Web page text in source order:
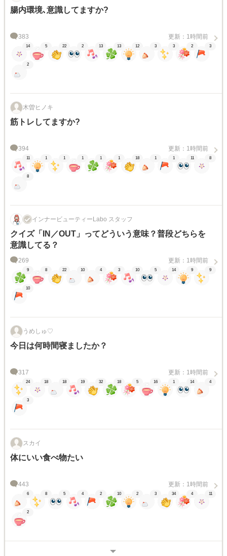
腸内環境､意識してますか?
383 更新：1時間前
14 5 22 2 13 13 12 3 3 2 3
2
木曽ヒノキ
筋トレしてますか?
394 更新：1時間前
11 1 1 1 1 1 18 1 1 11 8
8
インナービューティーLabo スタッフ
クイズ「IN／OUT」ってどういう意味？普段どちらを
意識してる？
269 更新：1時間前
9 8 22 10 4 3 10 5 14 9 9
10
うめしゅ♡
今日は何時間寝ましたか？
317 更新：1時間前
24 18 18 19 32 18 5 16 1 14 4
3
スカイ
体にいい食べ物たい
443 更新：1時間前
6 8 5 4 2 10 2 3 34 4 11
2